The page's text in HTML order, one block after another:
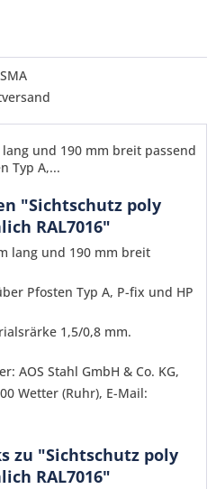
*
sind Pflichtfelder.
und 190 mm breit passend
Typ A,...
"Sichtschutz poly
RAL7016"
lang und 190 mm breit
Pfosten Typ A, P-fix und HP
1,5/0,8 mm.
AOS Stahl GmbH & Co. KG,
Wetter (Ruhr), E-Mail:
zu "Sichtschutz poly
RAL7016"